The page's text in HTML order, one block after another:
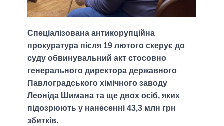
Спеціалізована антикорупційна
прокуратура після 19 лютого скерує до
суду обвинувальний акт стосовно
генерального директора державного
Павлоградського хімічного заводу
Леоніда Шимана та ще двох осіб, яких
підозрюють у нанесенні 43,3 млн грн
збитків.